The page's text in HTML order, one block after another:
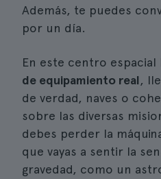
Además, te puedes
por un día.
En este centro espacial
de equipamiento real,
de verdad, naves o
sobre las diversas
debes perder la
que vayas a sentir la
gravedad, como un